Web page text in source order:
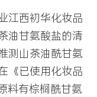
江西初华化妆品
油甘氨酸盐的清
测山茶油酰甘氨
《已使用化妆品
料有棕榈酰甘氨